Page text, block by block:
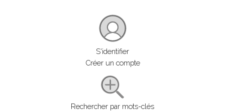
S'identifier
Créer un compte
Rechercher par mots-clés